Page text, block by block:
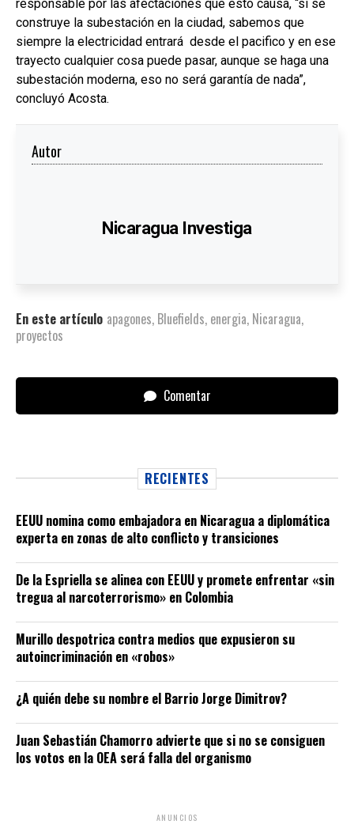
responsable por las afectaciones que esto causa, “si se
construye la subestación en la ciudad, sabemos que
siempre la electricidad entrará desde el pacifico y en ese
trayecto cualquier cosa puede pasar, aunque se haga una
subestación moderna, eso no será garantía de nada”,
concluyó Acosta.
Autor
Nicaragua Investiga
En este artículo apagones, Bluefields, energia, Nicaragua,
proyectos
Comentar
RECIENTES
EEUU nomina como embajadora en Nicaragua a diplomática
experta en zonas de alto conflicto y transiciones
De la Espriella se alinea con EEUU y promete enfrentar «sin
tregua al narcoterrorismo» en Colombia
Murillo despotrica contra medios que expusieron su
autoincriminación en «robos»
¿A quién debe su nombre el Barrio Jorge Dimitrov?
Juan Sebastián Chamorro advierte que si no se consiguen
los votos en la OEA será falla del organismo
ANUNCIOS